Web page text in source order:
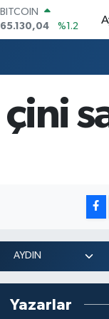
DOLAR
47,7106
%0.17
EURO
GRAM ALTIN
6648.99
%2.59
BİST100
Yazarlar